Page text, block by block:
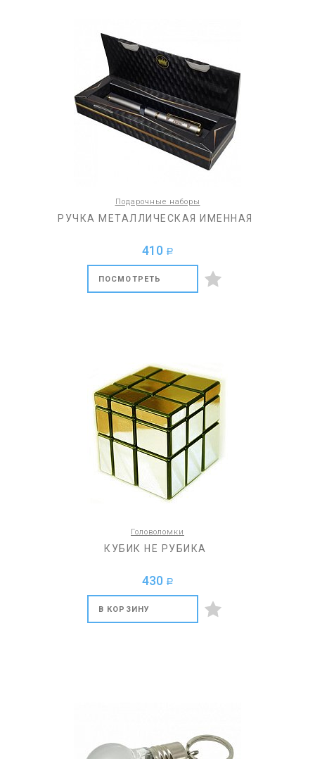
Подарочные наборы
РУЧКА МЕТАЛЛИЧЕСКАЯ ИМЕННАЯ
410 a
ПОСМОТРЕТЬ
Головоломки
КУБИК НЕ РУБИКА
430 a
В КОРЗИНУ